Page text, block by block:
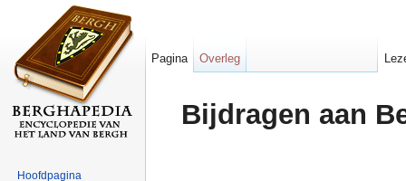
Bijdragen aan
Pagina Overleg
Hoofdpagina